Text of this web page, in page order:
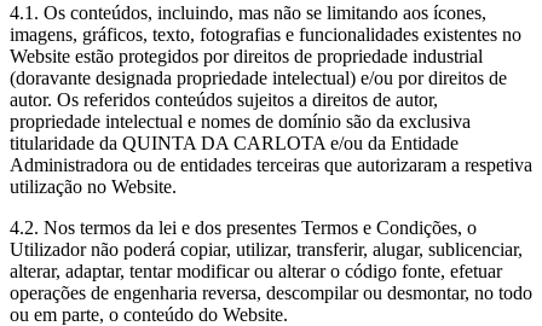
4.1. Os conteúdos, incluindo, mas não se limitando aos ícones,
imagens, gráficos, texto, fotografias e funcionalidades existentes no
Website estão protegidos por direitos de propriedade industrial
(doravante designada propriedade intelectual) e/ou por direitos de
autor. Os referidos conteúdos sujeitos a direitos de autor,
propriedade intelectual e nomes de domínio são da exclusiva
titularidade da QUINTA DA CARLOTA e/ou da Entidade
Administradora ou de entidades terceiras que autorizaram a respetiva
utilização no Website.
4.2. Nos termos da lei e dos presentes Termos e Condições, o
Utilizador não poderá copiar, utilizar, transferir, alugar, sublicenciar,
alterar, adaptar, tentar modificar ou alterar o código fonte, efetuar
operações de engenharia reversa, descompilar ou desmontar, no todo
ou em parte, o conteúdo do Website.